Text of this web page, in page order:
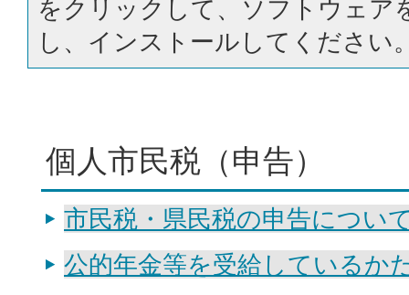
をクリックして、ソフトウェア
し、インストールしてください
個人市民税（申告）
市民税・県民税の申告につい
公的年金等を受給しているか